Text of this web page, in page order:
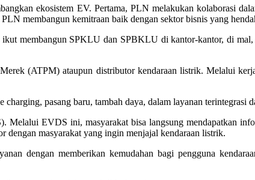
ekosistem EV. Pertama, PLN melakukan kolaborasi
membangun kemitraan baik dengan sektor bisnis yang
membangun SPKLU dan SPBKLU di kantor-kantor, di mal,
(ATPM) ataupun distributor kendaraan listrik. Melalui
pasang baru, tambah daya, dalam layanan
EVDS ini, masyarakat bisa langsung mendapatkan
dengan masyarakat yang ingin menjajal kendaraan listrik.
dengan memberikan kemudahan bagi pengguna